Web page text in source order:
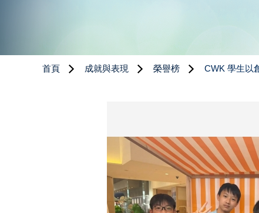
首頁 成就與表現 榮譽榜 CWK 學生以